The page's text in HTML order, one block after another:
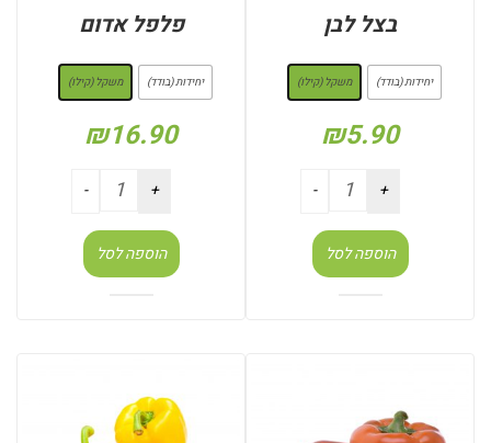
בצל לבן
יחידות (בודד) משקל (קילו)
₪5.90
הוספה לסל
פלפל אדום
יחידות (בודד) משקל (קילו)
₪16.90
הוספה לסל